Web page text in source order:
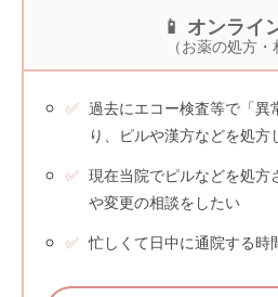
📱 オンライ
（お薬の処方・
過去にエコー検査等で「異
り、ピルや漢方などを処方
現在当院でピルなどを処
や変更の相談をしたい
忙しくて日中に通院する時